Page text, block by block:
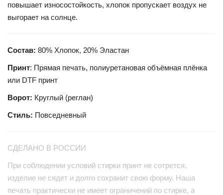
повышает износостойкость, хлопок пропускает воздух не
выгорает на солнце.
Состав: 80% Хлопок, 20% Эластан
Принт: Прямая печать, полиуретановая объёмная плёнка
или DTF принт
Ворот: Круглый (реглан)
Стиль: Повседневный
СДЕЛАНО В РОССИИ
При соблюдении условий стирки принт не сотрется,
изделие не сядет и долго сохранит свою форму. Наша
печать практически не имеет ограничений по стирке, а